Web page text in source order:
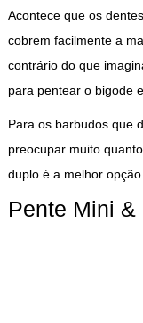
Acontece que os
cobrem facilmente a
contrário do que
para pentear o bigode
Para os barbudos que
preocupar muito
duplo é a melhor opção
Pente Mini &